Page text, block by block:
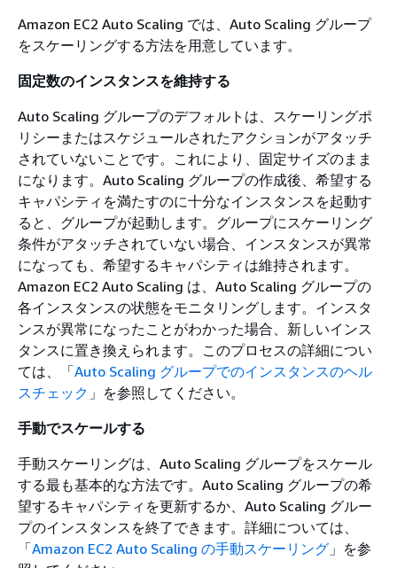
Amazon EC2 Auto Scaling では、Auto Scaling グループ
をスケーリングする方法を用意しています。
固定数のインスタンスを維持する
Auto Scaling グループのデフォルトは、スケーリングポ
リシーまたはスケジュールされたアクションがアタッチ
されていないことです。これにより、固定サイズのまま
になります。Auto Scaling グループの作成後、希望する
キャパシティを満たすのに十分なインスタンスを起動す
ると、グループが起動します。グループにスケーリング
条件がアタッチされていない場合、インスタンスが異常
になっても、希望するキャパシティは維持されます。
Amazon EC2 Auto Scaling は、Auto Scaling グループの
各インスタンスの状態をモニタリングします。インスタ
ンスが異常になったことがわかった場合、新しいインス
タンスに置き換えられます。このプロセスの詳細につい
ては、「Auto Scaling グループでのインスタンスのヘル
スチェック 」を参照してください。
手動でスケールする
手動スケーリングは、Auto Scaling グループをスケール
する最も基本的な方法です。Auto Scaling グループの希
望するキャパシティを更新するか、Auto Scaling グルー
プのインスタンスを終了できます。詳細については、
「Amazon EC2 Auto Scaling の手動スケーリング 」を参